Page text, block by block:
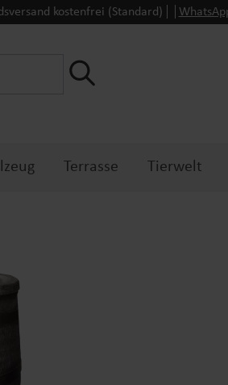
kostenfrei (Standard)
Terrasse Tierwelt